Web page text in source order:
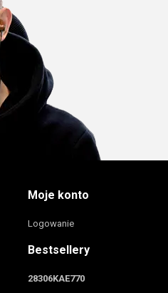
Moje konto
Logowanie
Bestsellery
28306KAE770